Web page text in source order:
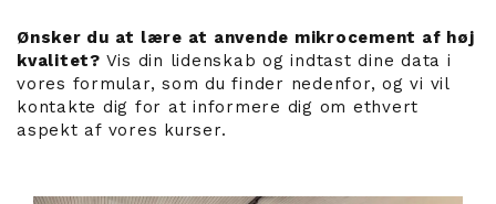
Ønsker du at lære at anvende mikrocement af høj
kvalitet? Vis din lidenskab og indtast dine data i
vores formular, som du finder nedenfor, og vi vil
kontakte dig for at informere dig om ethvert
aspekt af vores kurser.